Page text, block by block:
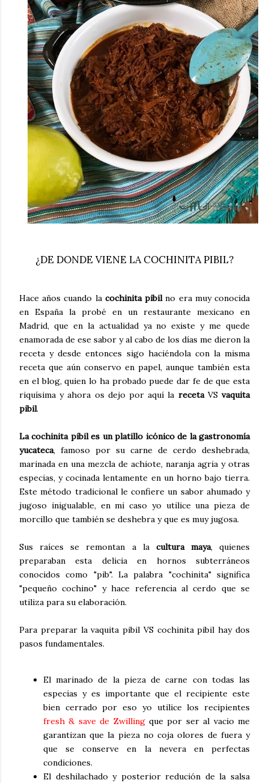
¿DE DONDE VIENE LA COCHINITA PIBIL?
Hace años cuando la cochinita pibilno era muy conocida
en España la probé en un restaurante mexicano en
Madrid, que en la actualidad ya no existe y me quede
enamorada de ese sabor y al cabo de los días me dieron la
receta y desde entonces sigo haciéndola con la misma
receta que aún conservo en papel, aunque también esta
en el blog, quien lo ha probado puede dar fe de que esta
riquísima y ahora os dejo por aquí la recetaVSvaquita
pibil.
La cochinita pibil es un platillo icónico de la gastronomía
yucateca, famoso por su carne de cerdo deshebrada,
marinada en una mezcla de achiote, naranja agria y otras
especias, y cocinada lentamente en un horno bajo tierra.
Este método tradicional le confiere un sabor ahumado y
jugoso inigualable, en mi caso yo utilice una pieza de
morcillo que también se deshebra y que es muy jugosa.
Sus raíces se remontan a la cultura maya, quienes
preparaban esta delicia en hornos subterráneos
conocidos como "pib". La palabra "cochinita" significa
"pequeño cochino" y hace referencia al cerdo que se
utiliza para su elaboración.
Para preparar la vaquita pibil VS cochinita pibil hay dos
pasos fundamentales.
El marinado de la pieza de carne con todas las
especias y es importante que el recipiente este
bien cerrado por eso yo utilice los recipientes
fresh & save de Zwillingque por ser al vacio me
garantizan que la pieza no coja olores de fuera y
que se conserve en la nevera en perfectas
condiciones.
El deshilachado y posterior redución de la salsa